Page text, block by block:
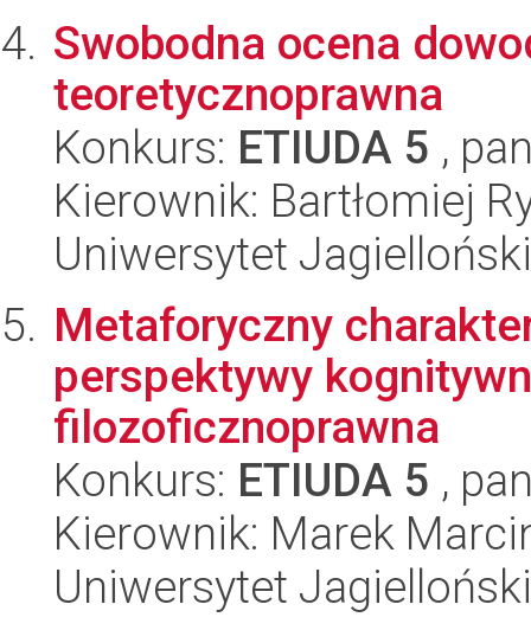
Swobodna ocena
teoretycznoprawna
Konkurs: ETIUDA 5 ,
Kierownik: Bartłomiej
Uniwersytet
Metaforyczny
perspektywy
filozoficznoprawna
Konkurs: ETIUDA 5 ,
Kierownik: Marek
Uniwersytet